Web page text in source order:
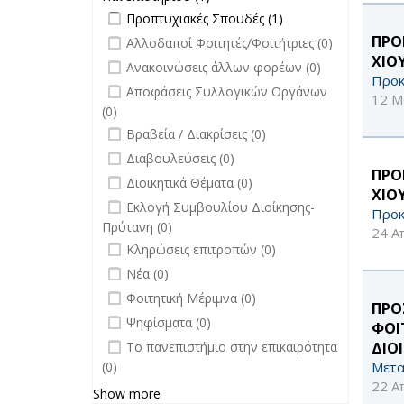
12
24
22
Εκδόσεις
Πανεπιστημίου filter
Apply Προπτυχιακές Σπουδές filter
Προπτυχιακές Σπουδές (1)
Σπουδές filter
undefined
Αλλοδαποί Φοιτητές/Φοιτήτριες (0)
undefined
Ανακοινώσεις άλλων φορέων (0)
undefined
Αποφάσεις Συλλογικών Οργάνων
(0)
undefined
Βραβεία / Διακρίσεις (0)
undefined
Διαβουλεύσεις (0)
undefined
Διοικητικά Θέματα (0)
undefined
Εκλογή Συμβουλίου Διοίκησης-
Πρύτανη (0)
undefined
Κληρώσεις επιτροπών (0)
undefined
Νέα (0)
undefined
Φοιτητική Μέριμνα (0)
undefined
Ψηφίσματα (0)
undefined
Το πανεπιστήμιο στην επικαιρότητα
(0)
Show more